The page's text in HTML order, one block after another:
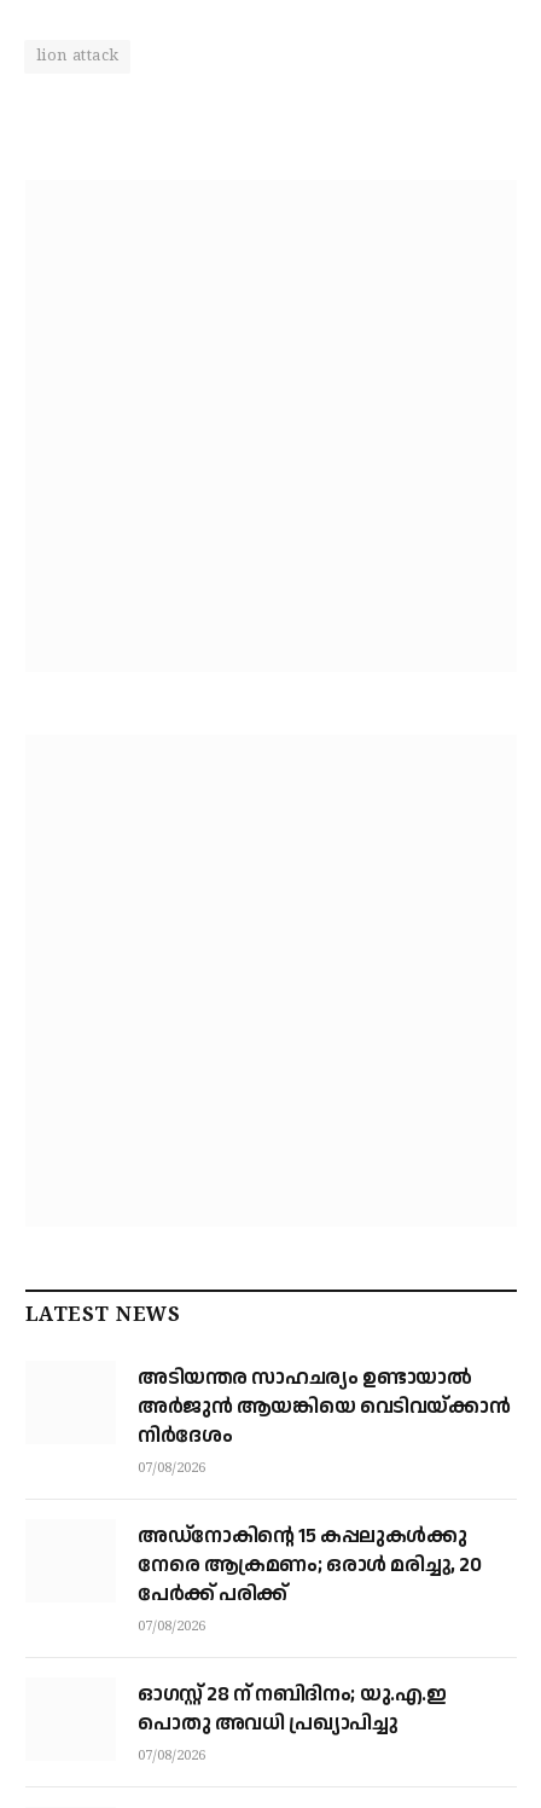
lion attack
LATEST NEWS
അടിയന്തര സാഹചര്യം ഉണ്ടായാല്‍
അര്‍ജുന്‍ ആയങ്കിയെ വെടിവയ്ക്കാന്‍
നിര്‍ദേശം
07/08/2026
അഡ്നോകിന്റെ 15 കപ്പലുകള്‍ക്കു
നേരെ ആക്രമണം; ഒരാള്‍ മരിച്ചു, 20
പേര്‍ക്ക് പരിക്ക്
07/08/2026
ഓഗസ്റ്റ് 28 ന് നബിദിനം; യു.എ.ഇ
പൊതു അവധി പ്രഖ്യാപിച്ചു
07/08/2026